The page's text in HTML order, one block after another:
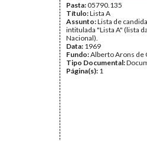
Pasta:05790.135
Título:Lista A
Assunto:Lista de
intitulada "Lista A" (lista
Nacional).
Data: 1969
Fundo:Alberto Arons de
Tipo Documental:
Página(s): 1